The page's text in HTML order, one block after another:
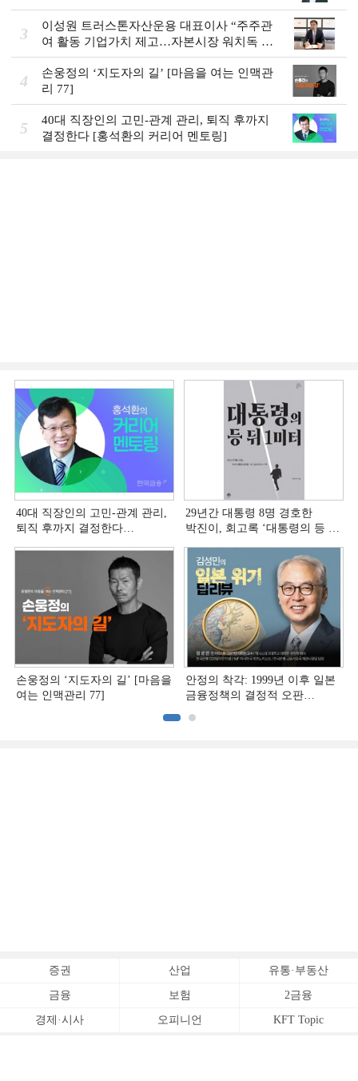
3
이성원 트러스톤자산운용 대표이사 “주주관
여 활동 기업가치 제고…자본시장 워치독 역
할”
4
손웅정의 ‘지도자의 길’ [마음을 여는 인맥관
리 77]
5
40대 직장인의 고민-관계 관리, 퇴직 후까지
결정한다 [홍석환의 커리어 멘토링]
40대 직장인의 고민-관계 관리,
퇴직 후까지 결정한다
29년간 대통령 8명 경호한
박진이, 회고록 ‘대통령의 등 뒤
손웅정의 ‘지도자의 길’ [마음을
여는 인맥관리 77]
안정의 착각: 1999년 이후 일본
금융정책의 결정적 오판
증권 산업 유통·부동산
금융 보험 2금융
경제·시사 오피니언 KFT Topic